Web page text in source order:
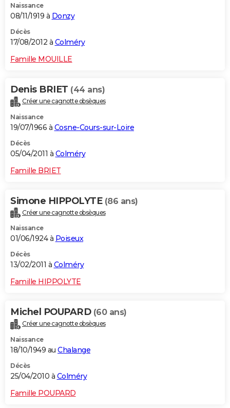
Naissance
08/11/1919 à Donzy
Décès
17/08/2012 à Colméry
Famille MOUILLE
Denis BRIET (44 ans)
Créer une cagnotte obsèques
Naissance
19/07/1966 à Cosne-Cours-sur-Loire
Décès
05/04/2011 à Colméry
Famille BRIET
Simone HIPPOLYTE (86 ans)
Créer une cagnotte obsèques
Naissance
01/06/1924 à Poiseux
Décès
13/02/2011 à Colméry
Famille HIPPOLYTE
Michel POUPARD (60 ans)
Créer une cagnotte obsèques
Naissance
18/10/1949 au Chalange
Décès
25/04/2010 à Colméry
Famille POUPARD